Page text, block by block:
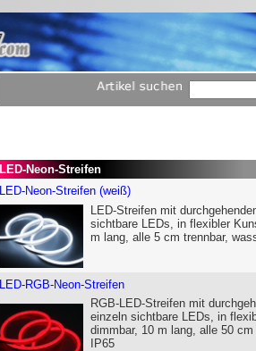
LED-Neon-Streifen
LED-Neon-Streifen (weiß)
LED-Streifen mit
sichtbare LEDs, in flexibler
m lang, alle 5 cm trennbar,
LED-RGB-Neon-Streifen
RGB-LED-Streifen mit
einzeln sichtbare LEDs, in
dimmbar, 10 m lang, alle 50
IP65